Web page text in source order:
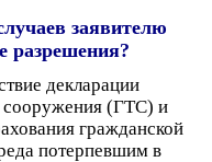
заявителю
разрешения?
декларации
сооружения (ГТС) и
гражданской
потерпевшим в